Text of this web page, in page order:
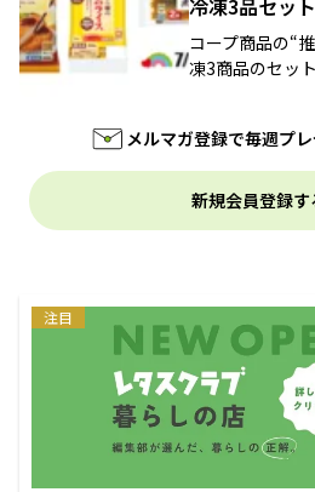
コープ商品の“
凍3商品のセット
メルマガ登録で毎週プ
新規会員登録す
注目